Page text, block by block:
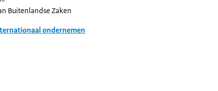
Buitenlandse Zaken
ondernemen